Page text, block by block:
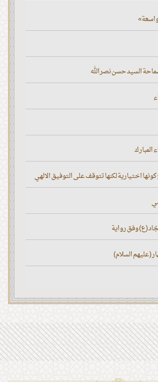
السيد حسن نصر الله
المبارك
اختيارية لكنها تتوقف على التوفيق الالهي
(ع) وفق رواية
(عليهم السلام)